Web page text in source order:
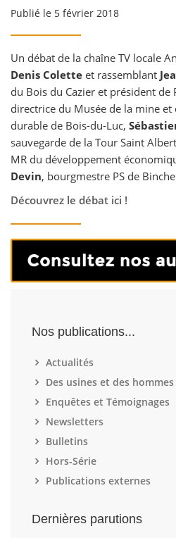
Publié le 5 février 2018
Un débat de la chaîne TV locale
Denis Coletteet rassemblant
du Bois du Cazier et président de
directrice du Musée de la mine
durable de Bois-du-Luc,
sauvegarde de la Tour Saint
MR du développement
Devin, bourgmestre PS de
Découvrez le débat ici !
Nos publications...
Actualités
Des usines et des hommes
Enquêtes et Témoignages
Newsletters
Bulletins
Hors-Série
Publications externes
Dernières parutions